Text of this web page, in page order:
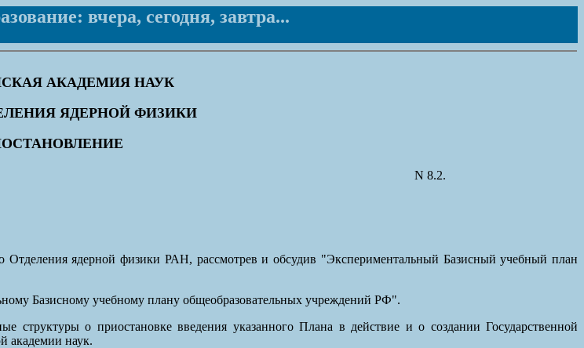
вчера, сегодня, завтра...
АКАДЕМИЯ НАУК
ЯДЕРНОЙ ФИЗИКИ
N 8.2.
ядерной физики РАН, рассмотрев и обсудив "Экспериментальный Базисный учебный план
Базисному учебному плану общеобразовательных учреждений РФ".
структуры о приостановке введения указанного Плана в действие и о создании Государственной
академии наук.